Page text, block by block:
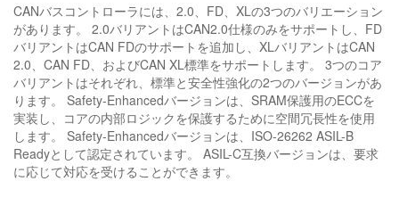
CANバスコントローラには、2.0、FD、XLの3つのバリエーション
があります。 2.0バリアントはCAN2.0仕様のみをサポートし、FD
バリアントはCAN FDのサポートを追加し、XLバリアントはCAN
2.0、CAN FD、およびCAN XL標準をサポートします。 3つのコア
バリアントはそれぞれ、標準と安全性強化の2つのバージョンがあ
ります。 Safety-Enhancedバージョンは、SRAM保護用のECCを
実装し、コアの内部ロジックを保護するために空間冗長性を使用
します。 Safety-Enhancedバージョンは、ISO-26262 ASIL-B
Readyとして認定されています。 ASIL-C互換バージョンは、要求
に応じて対応を受けることができます。